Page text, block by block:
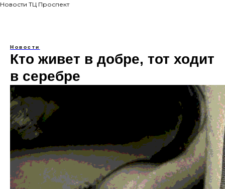
Новости ТЦ Проспект
Новости
Кто живет в добре, тот ходит
в серебре